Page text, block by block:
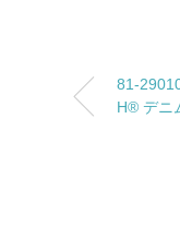
81-
H® デニ